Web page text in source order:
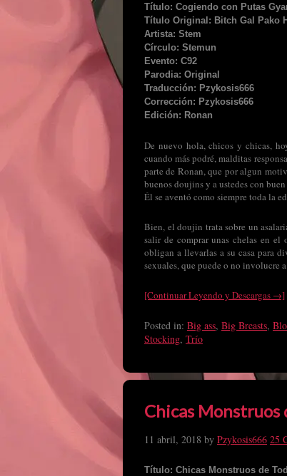
Título: Cogiendo con Putas
Título Original: Bitch Gal Pako
Artista: Stem
Círculo: Stemun
Evento: C92
Parodia: Original
Traducción: Pzykosis666
Corrección: Pzykosis666
Edición: Ronan
De nuevo hola, chicos y chicas,
cuando más podré, malditas
parte de Ronan, que por algun
buenos doujins y a ustedes con
Él se aventó como siempre toda la
Bien, el doujin trata sobre un
salir de comprar unas chelas en el
obligan a llevarlas a su casa para
sexuales, que puede o no involucre
[Continuar Leyendo y Descargas →]
Posted in: Big ass, Big Breasts,
Stocking, Trío
Chicas Monstruos
11 abril, 2018 by Pzykosis666 25
Título: Chicas Monstruos de